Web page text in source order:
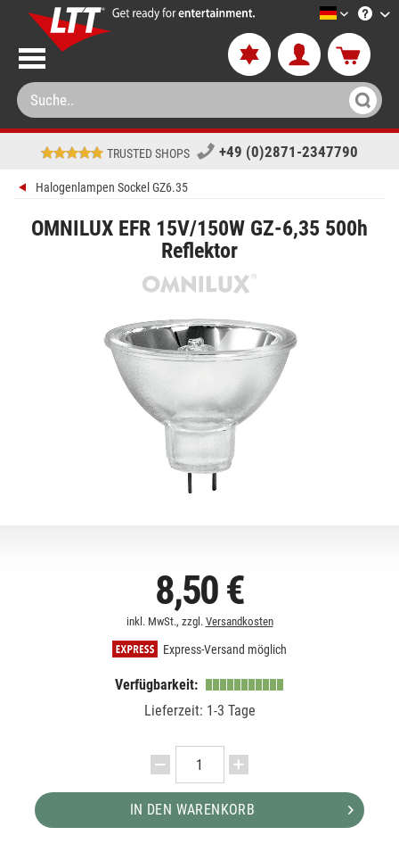
LTT-
TRUSTED SHOPS +49 (0)2871-2347790
Halogenlampen Sockel GZ6.35
OMNILUX EFR 15V/150W GZ-6,35 500h
Reflektor
8,50 €
inkl. MwSt., zzgl. Versandkosten
Express-Versand möglich
Verfügbarkeit:
Lieferzeit: 1-3 Tage
IN DEN WARENKORB